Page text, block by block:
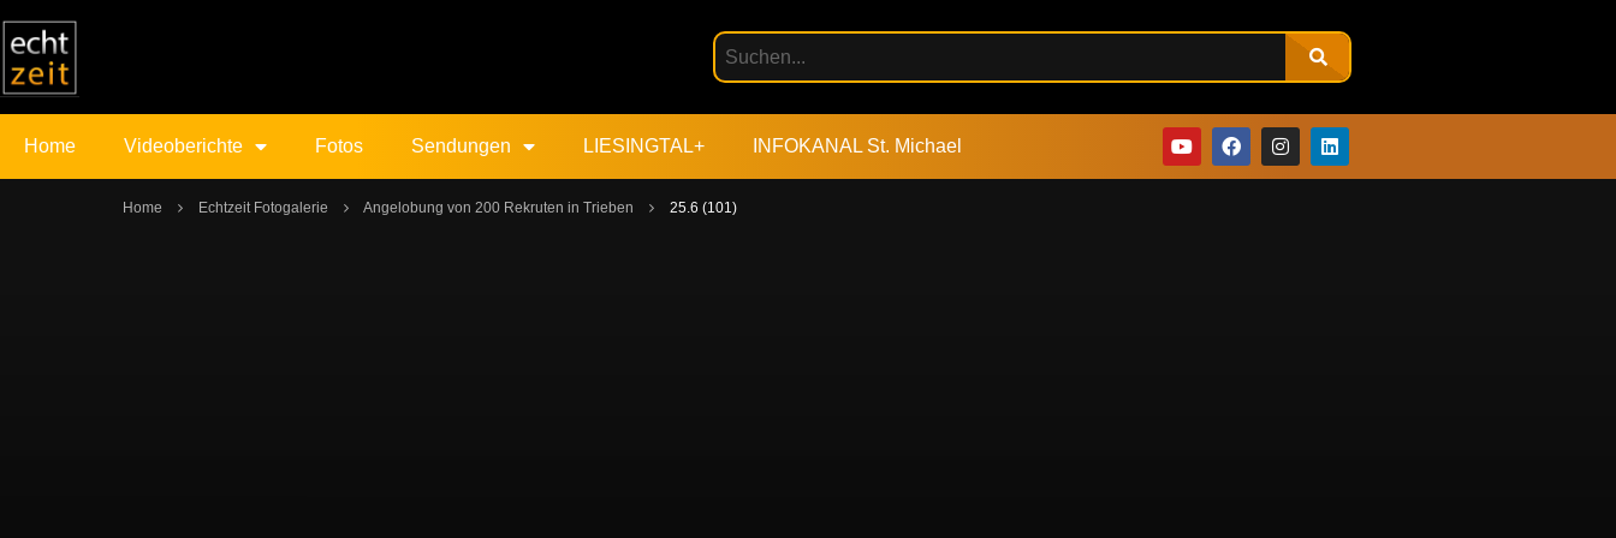
Home Videoberichte Fotos Sendungen LIESINGTAL+ INFOKANAL St. Michael
Home Echtzeit Fotogalerie Angelobung von 200 Rekruten in Trieben 25.6 (101)